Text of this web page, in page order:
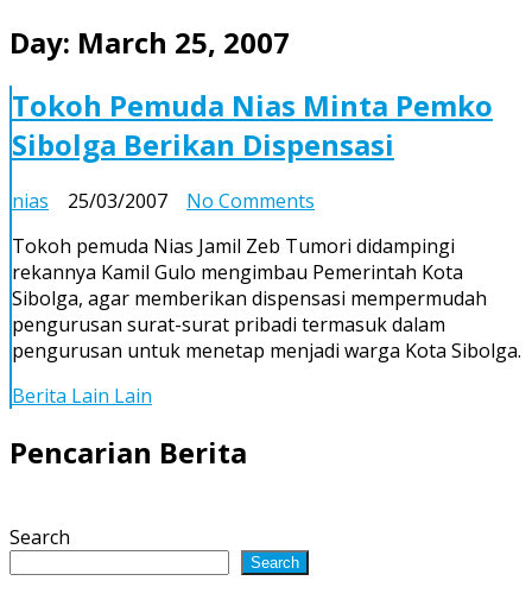
Day: March 25, 2007
Tokoh Pemuda Nias Minta Pemko
Sibolga Berikan Dispensasi
nias 25/03/2007 No Comments
Pemuda
Nias
Minta
Pemko
Sibolga
Tokoh pemuda Nias Jamil Zeb Tumori didampingi
rekannya Kamil Gulo mengimbau Pemerintah Kota
Sibolga, agar memberikan dispensasi mempermudah
pengurusan surat-surat pribadi termasuk dalam
pengurusan untuk menetap menjadi warga Kota Sibolga.
Berita Lain Lain
Pencarian Berita
Search
Search